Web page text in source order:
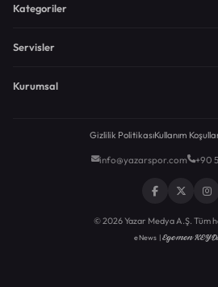
Kategoriler
Servisler
Kurumsal
Gizlilik PolitikasıKullanım
info@yazarspor.com +90
© 2026 Yazar Medya A.Ş. Tüm
eNews |Egemen